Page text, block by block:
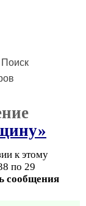
Поиск
к этому
по 29
сообщения